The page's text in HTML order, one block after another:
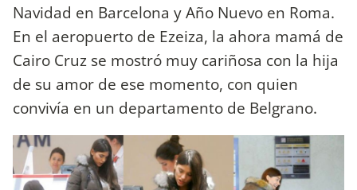
Navidad en Barcelona y Año Nuevo en Roma.
En el aeropuerto de Ezeiza, la ahora mamá de
Cairo Cruz se mostró muy cariñosa con la hija
de su amor de ese momento, con quien
convivía en un departamento de Belgrano.